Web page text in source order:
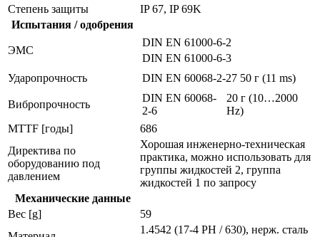
Степень защиты
IP 67, IP 69K
Испытания / одобрения
ЭMC
DIN EN 61000-6-2
DIN EN 61000-6-3
Ударопрочность
DIN EN 60068-2-27 50 г (11 ms)
Вибропрочность
DIN EN 60068-
2-6
20 г (10…2000
Hz)
MTTF [годы]
686
Директива по
оборудованию под
давлением
Хорошая инженерно-техническая
практика, можно использовать для
группы жидкостей 2, группа
жидкостей 1 по запросу
Механические данные
Вес [g]
59
1.4542 (17-4 PH / 630), нерж. сталь